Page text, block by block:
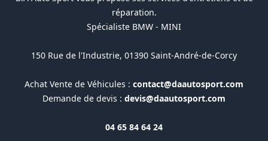
réparation.
Spécialiste BMW - MINI
150 Rue de l'Industrie, 01390 Saint-André-de-Corcy
Achat Vente de Véhicules : contact@daautosport.com
Demande de devis : devis@daautosport.com
04 65 84 64 24